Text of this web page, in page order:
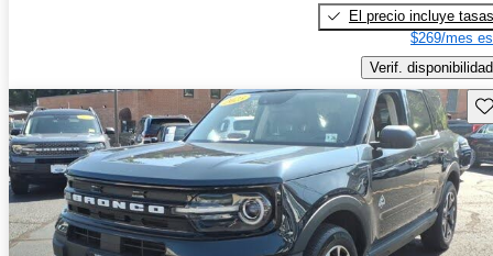
El precio incluye tasas
$269/mes
Verif. disponibilidad